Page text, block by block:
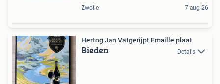
Zwolle 7 aug 26
Hertog Jan Vatgerijpt Emaille plaat
Bieden Details